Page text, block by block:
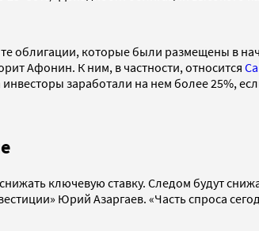
облигации, которые были размещены в
Афонин. К ним, в частности, относится
заработали на нем более 25%,
снижать ключевую ставку. Следом будут
Юрий Азаргаев. «Часть спроса